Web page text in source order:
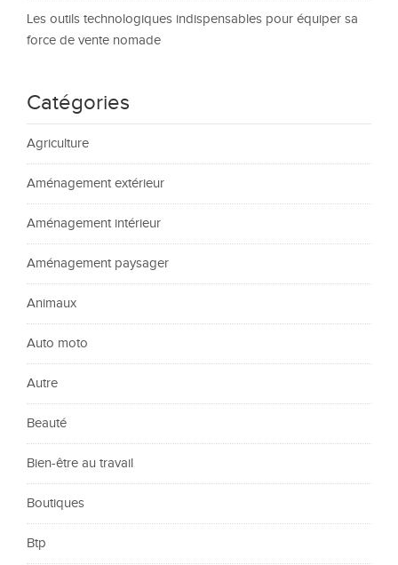
Les outils technologiques indispensables pour équiper sa
force de vente nomade
Catégories
Agriculture
Aménagement extérieur
Aménagement intérieur
Aménagement paysager
Animaux
Auto moto
Autre
Beauté
Bien-être au travail
Boutiques
Btp